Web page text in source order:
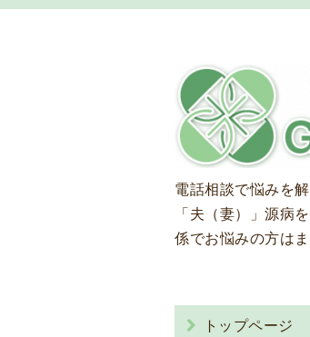
電話相談で悩みを
「夫（妻）」源病
係でお悩みの方は
トップページ